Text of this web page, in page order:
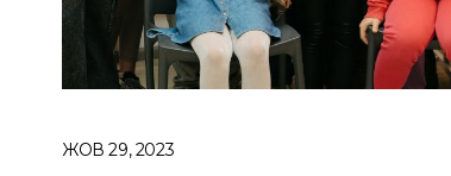
ЖОВ 29, 2023